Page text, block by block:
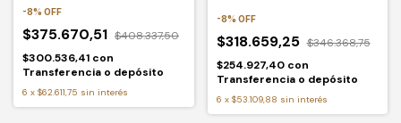
-8% OFF
$375.670,51 $408.337,50
$300.536,41 con
Transferencia o depósito
6 x $62.611,75 sin interés
-8% OFF
$318.659,25 $346.368,75
$254.927,40 con
Transferencia o depósito
6 x $53.109,88 sin interés